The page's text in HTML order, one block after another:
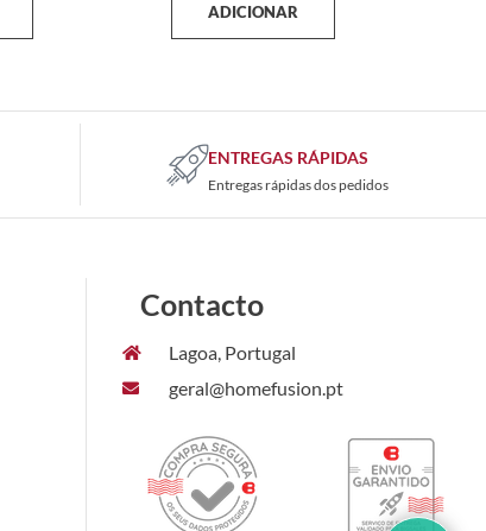
ADICIONAR
ENTREGAS RÁPIDAS
Entregas rápidas dos pedidos
Contacto
Lagoa, Portugal
geral@homefusion.pt